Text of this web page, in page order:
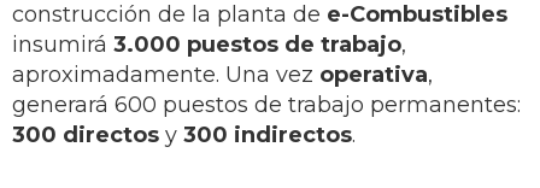
construcción de la planta de e-Combustibles
insumirá 3.000 puestos de trabajo,
aproximadamente. Una vez operativa,
generará 600 puestos de trabajo permanentes:
300 directos y 300 indirectos.